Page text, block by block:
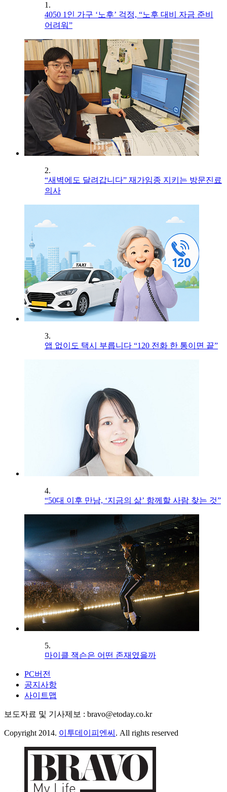
1.
4050 1인 가구 ‘노후’ 걱정, “노후 대비 자금 준비
어려워”
2.
“새벽에도 달려갑니다” 재가임종 지키는 방문진료
의사
3.
앱 없이도 택시 부릅니다 “120 전화 한 통이면 끝”
4.
“50대 이후 만남, ‘지금의 삶’ 함께할 사람 찾는 것”
5.
마이클 잭슨은 어떤 존재였을까
PC버전
공지사항
사이트맵
보도자료 및 기사제보 : bravo@etoday.co.kr
Copyright 2014. 이투데이피엔씨 . All rights reserved